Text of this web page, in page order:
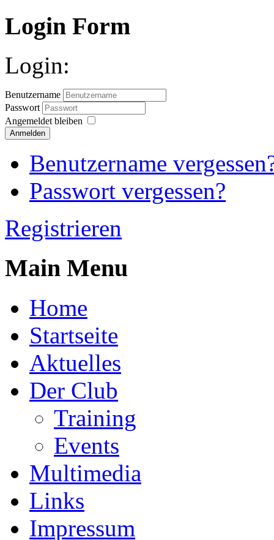
Login Form
Login:
Benutzername
Passwort
Angemeldet bleiben
Anmelden
Benutzername
Passwort vergessen?
Registrieren
Main Menu
Home
Startseite
Aktuelles
Der Club
Training
Events
Multimedia
Links
Impressum